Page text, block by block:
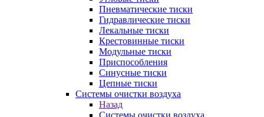
Пневматические тиски
Гидравлические тиски
Лекальные тиски
Крестовинные тиски
Модульные тиски
Приспособления
Синусные тиски
Цепные тиски
Системы очистки воздуха
Назад
Системы очистки воздуха